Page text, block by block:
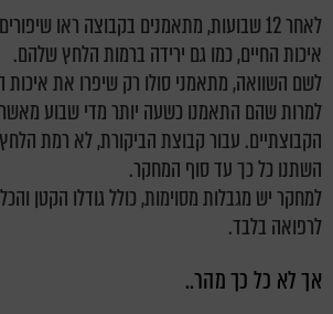
לאחר 12 שבועות, מתאמנים בקבוצה ראו
איכות החיים, כמו גם ירידה ברמות הלחץ שלהם.
לשם השוואה, מתאמני סולו רק שיפרו את איכות
למרות שהם התאמנו כשעה יותר מדי שבוע
הקבוצתיים. עבור קבוצת הביקורת, לא רמת
השתנו כל כך עד סוף המחקר.
למחקר יש מגבלות מסוימות, כולל גודלו הקטן
לרפואה בלבד.
אך לא כל כך מהר..